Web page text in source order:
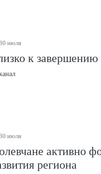
июля
к
июля
активно
региона